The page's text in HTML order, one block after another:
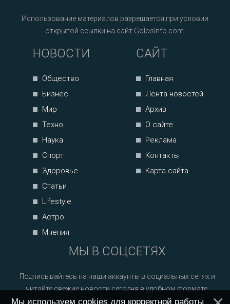
Использование материалов разрешается при условии
открытой ссылки на сайт GolosInfo.com.
НОВОСТИ
Общество
Бизнес
Мир
Техно
Наука
Спорт
Здоровье
Статьи
Lifestyle
Астро
Мнения
САЙТ
Главная
Лента новостей
Архив
О сайте
Реклама
Контакты
Карта сайта
МЫ В СОЦСЕТЯХ
Подписывайтесь на наши аккаунты в социальных сетях и
читайте свежие новости сегодня в удобном формате.
Мы используем cookies для корректной работы